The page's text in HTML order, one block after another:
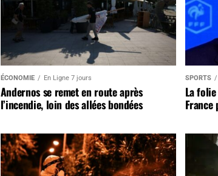
ÉCONOMIE En Ligne 7 jours
Andernos se remet en route après
l’incendie, loin des allées bondées
SPORTS
La
France